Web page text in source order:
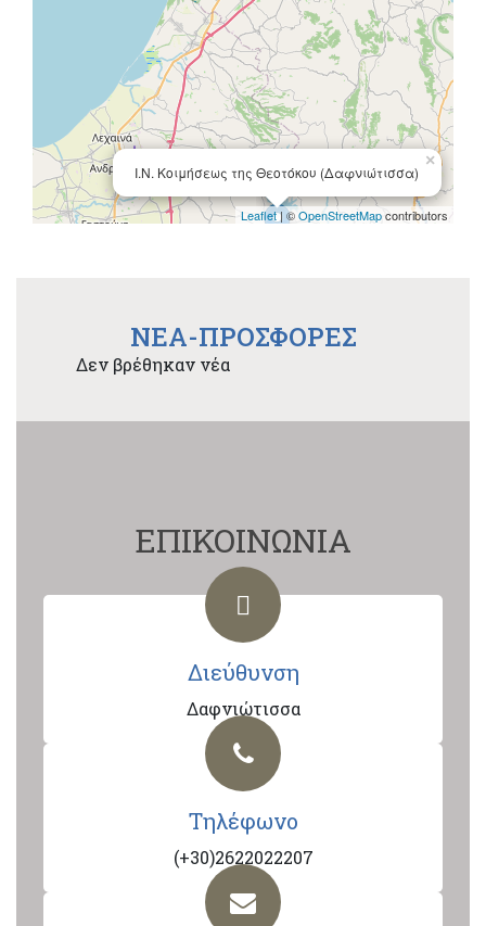
Ι.Ν. Κοιμήσεως της Θεοτόκου (Δαφνιώτισσα)
×
Leaflet| ©OpenStreetMapcontributors
NEA-ΠΡΟΣΦΟΡΕΣ
Δεν βρέθηκαν νέα
ΕΠΙΚΟΙΝΩΝΙΑ
Διεύθυνση
Δαφνιώτισσα
Τηλέφωνο
(+30)2622022207